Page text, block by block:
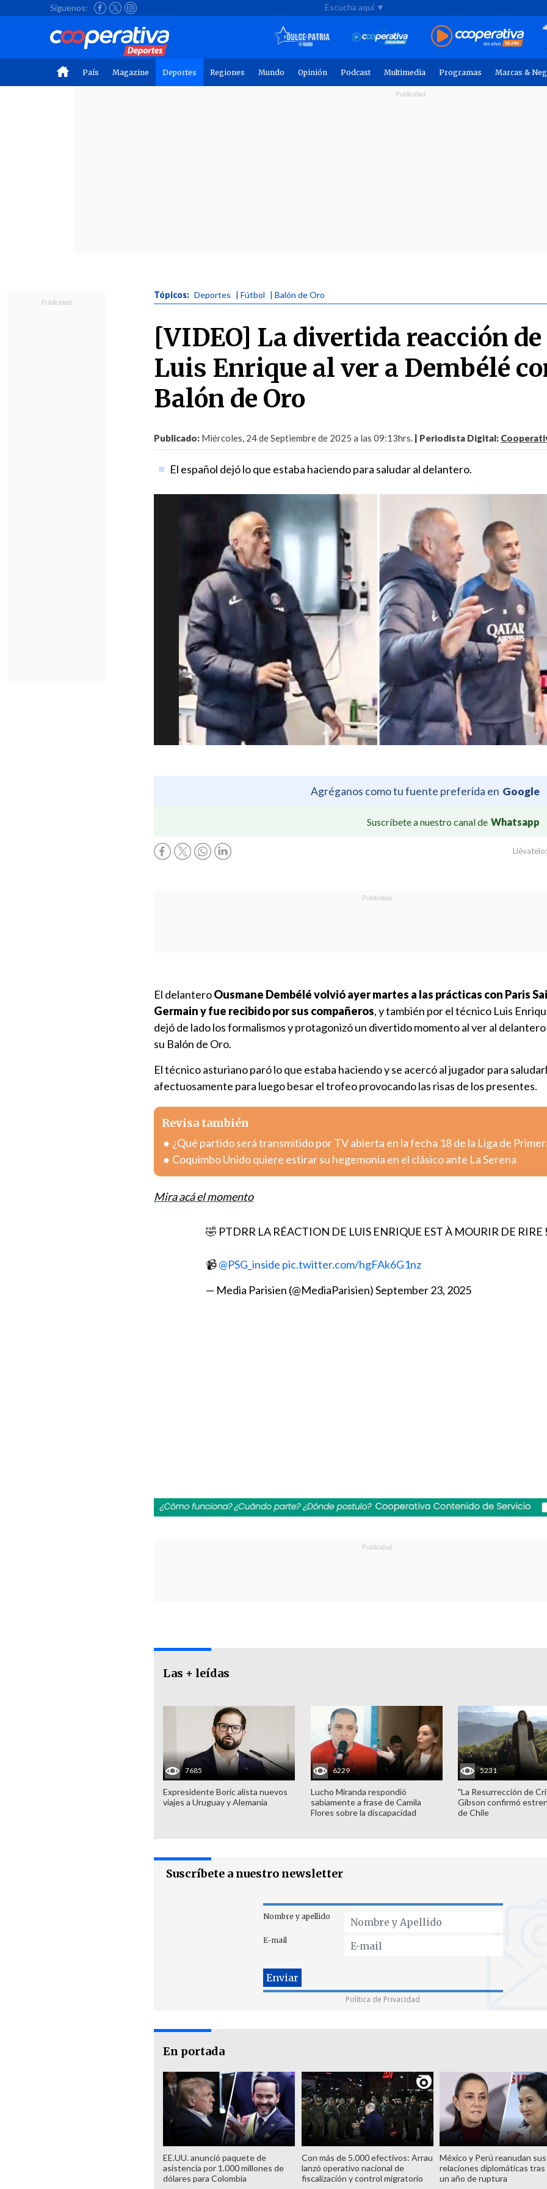
Síguenos: Escucha aquí ▼
País Magazine Deportes Regiones Mundo Opinión Podcast Multimedia Programas Marcas &
Tópicos: Deportes | Fútbol | Balón de Oro
[VIDEO] La divertida reacción de
Luis Enrique al ver a Dembélé
Balón de Oro
Publicado: Miércoles, 24 de Septiembre de 2025 a las 09:13hrs. | Periodista Digital:
El español dejó lo que estaba haciendo para saludar al delantero.
Agréganos como tu fuente preferida en Google
Suscríbete a nuestro canal de Whatsapp
Llévatelo:
El delanteroOusmane Dembélé volvió ayer martes a las prácticas con Paris
Germain y fue recibido por sus compañeros, y también por el técnico Luis
dejó de lado los formalismos y protagonizó un divertido momento al ver al
su Balón de Oro.
El técnico asturiano paró lo que estaba haciendo y se acercó al jugador para
afectuosamente para luego besar el trofeo provocando las risas de los presentes.
Revisa también
¿Qué partido será transmitido por TV abierta en la fecha 18 de la Liga de
Coquimbo Unido quiere estirar su hegemonía en el clásico ante La Serena
Mira acá el momento
🤣 PTDRR LA RÉACTION DE LUIS ENRIQUE EST À MOURIR DE RIRE
📹@PSG_inside pic.twitter.com/hgFAk6G1nz
— Media Parisien (@MediaParisien)September 23, 2025
Las + leídas
7685
Expresidente Boric alista nuevos
viajes a Uruguay y Alemania
6229
Lucho Miranda respondió
sabiamente a frase de Camila
Flores sobre la discapacidad
5231
"La Resurrección de
Gibson confirmó
de Chile
Suscríbete a nuestro newsletter
Nombre y apellido
E-mail
Política de Privacidad
En portada
EE.UU. anunció paquete de
asistencia por 1.000 millones de
dólares para Colombia
Con más de 5.000 efectivos: Arrau
lanzó operativo nacional de
fiscalización y control migratorio
México y Perú reanudan sus
relaciones diplomáticas tras
un año de ruptura